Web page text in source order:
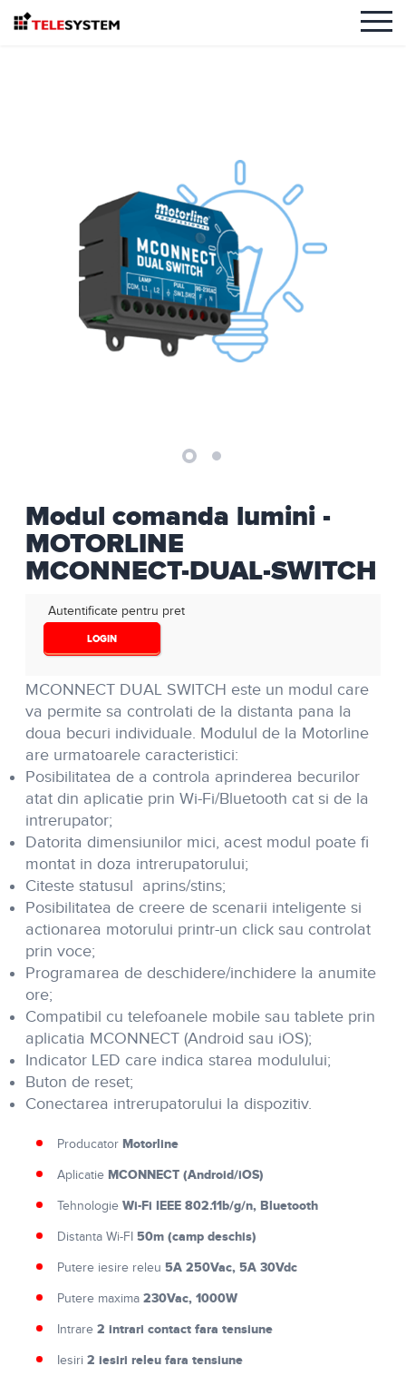
Modul comanda lumini -
MOTORLINE
MCONNECT-DUAL-SWITCH
Autentificate pentru pret
LOGIN
MCONNECT DUAL SWITCH este un modul care
va permite sa controlati de la distanta pana la
doua becuri individuale. Modulul de la Motorline
are urmatoarele caracteristici:
Posibilitatea de a controla aprinderea becurilor
atat din aplicatie prin Wi-Fi/Bluetooth cat si de la
intrerupator;
Datorita dimensiunilor mici, acest modul poate fi
montat in doza intrerupatorului;
Citeste statusul aprins/stins;
Posibilitatea de creere de scenarii inteligente si
actionarea motorului printr-un click sau controlat
prin voce;
Programarea de deschidere/inchidere la anumite
ore;
Compatibil cu telefoanele mobile sau tablete prin
aplicatia MCONNECT (Android sau iOS);
Indicator LED care indica starea modulului;
Buton de reset;
Conectarea intrerupatorului la dispozitiv.
Producator Motorline
Aplicatie MCONNECT (Android/iOS)
Tehnologie Wi-Fi IEEE 802.11b/g/n, Bluetooth
Distanta Wi-FI 50m (camp deschis)
Putere iesire releu 5A 250Vac, 5A 30Vdc
Putere maxima 230Vac, 1000W
Intrare 2 intrari contact fara tensiune
Iesiri 2 iesiri releu fara tensiune